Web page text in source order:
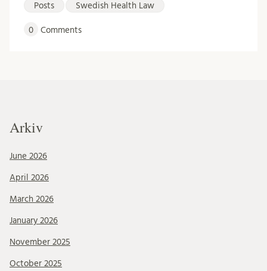
Posts Swedish Health Law
0 Comments
Arkiv
June 2026
April 2026
March 2026
January 2026
November 2025
October 2025